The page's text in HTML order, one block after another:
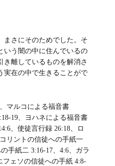
まさにそのためでした。そ
いう闇の中に住んでいるの
き離しているものを解消さ
実在の中で生きることがで
マルコによる福音書
19、ヨハネによる福音書
、使徒言行録 26:18、ロ
リントの信徒への手紙一
手紙二 3:16-17、4:6、ガラ
フェソの信徒への手紙 4:8-